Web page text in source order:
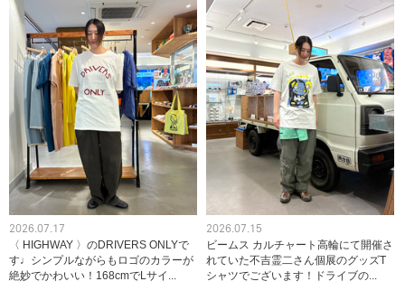
2026.07.17
〈 HIGHWAY 〉のDRIVERS ONLYで
す♩シンプルながらもロゴのカラーが
絶妙でかわいい！168cmでLサイ...
2026.07.15
ビームス カルチャート高輪にて開催さ
れていた不吉霊二さん個展のグッズT
シャツでございます！ドライブの...